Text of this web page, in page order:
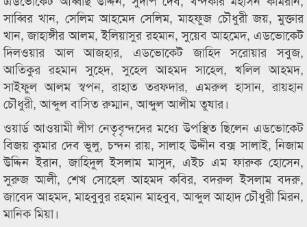
সাব্বির খান, সেলিম আহমেদ সেলিম, মাহফুজ চৌধুরী জয়, মুক্তার
খান, জাহাঙ্গীর আলম, ইলিয়াসুর রহমান, সুয়েব আহমেদ, এডভোকেট
দিলওয়ার আল আজহার, এডভোকেট জাহিদ সরোয়ার সবুজ,
আতিকুর রহমান সুহেদ, সুহেল আহমদ সাহেল, খলিল আহমদ,
সাইফুল আলম স্বপন, রাহাত তরফদার, এমরুল হাসান, রায়হান
চৌধুরী, আব্দুল বাসিত রুম্মান, আব্দুল আলীম তুষার।
ওয়ার্ড আওয়ামী লীগ নেতৃবৃন্দদের মধ্যে উপস্থিত ছিলেন এডভোকেট
বিজয় কুমার দেব ভুলু, চন্দন রায়, সালাহ উদ্দীন বক্স সালাই, নিজাম
উদ্দিন ইরান, জাহিদুল ইসলাম মাসুদ, এইচ এম ফারুক হোসেন,
সুরুজ আলী, শেখ সোহেল আহমদ কবির, বদরুল ইসলাম বদরু,
জাবেদ আহমদ, মাহবুবুর রহমান মাহবুব, আব্দুল আহাদ চৌধুরী মিরন,
মানিক মিয়া।